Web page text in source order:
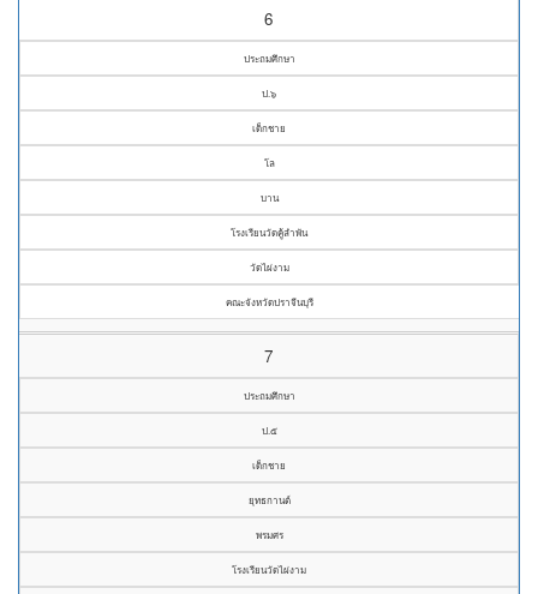
6
ประถมศึกษา
ป.๖
เด็กชาย
โล
บาน
โรงเรียนวัดคู้ลำพัน
วัดไผ่งาม
คณะจังหวัดปราจีนบุรี
7
ประถมศึกษา
ป.๕
เด็กชาย
ยุทธกานต์
พรมศร
โรงเรียนวัดไผ่งาม